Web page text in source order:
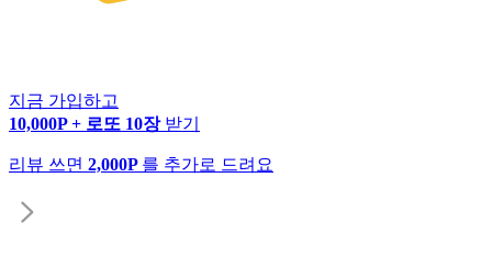
지금 가입하고
10,000P + 로또 10장 받기
리뷰 쓰면 2,000P 를 추가로 드려요